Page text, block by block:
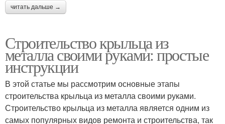
читать дальше →
Строительство крыльца из
металла своими руками: простые
инструкции
В этой статье мы рассмотрим основные этапы
строительства крыльца из металла своими руками.
Строительство крыльца из металла является одним из
самых популярных видов ремонта и строительства, так